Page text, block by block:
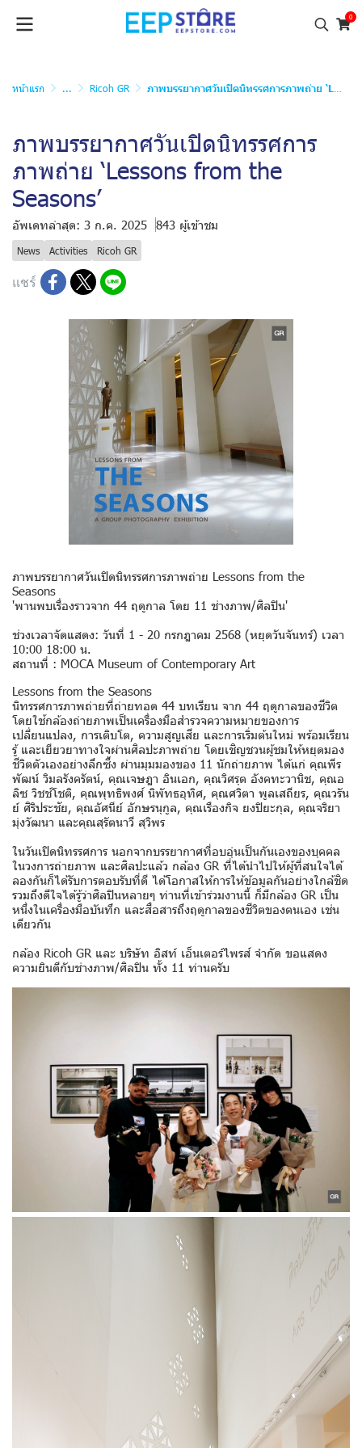
0
หน้าแรก ... Ricoh GR ภาพบรรยากาศวันเปิดนิทรรศการภาพถ่าย ‘Lessons from the Seasons’
ภาพบรรยากาศวันเปิดนิทรรศการ
ภาพถ่าย ‘Lessons from the
Seasons’
อัพเดทล่าสุด: 3 ก.ค. 2025 843 ผู้เข้าชม
News Activities Ricoh GR
แชร์
ภาพบรรยากาศวันเปิดนิทรรศการภาพถ่าย Lessons from the
Seasons
'พานพบเรื่องราวจาก 44 ฤดูกาล โดย 11 ช่างภาพ/ศิลปิน'
ช่วงเวลาจัดแสดง: วันที่ 1 - 20 กรกฎาคม 2568 (หยุดวันจันทร์) เวลา
10:00 18:00 น.
สถานที่ : MOCA Museum of Contemporary Art
Lessons from the Seasons
นิทรรศการภาพถ่ายที่ถ่ายทอด 44 บทเรียน จาก 44 ฤดูกาลของชีวิต
โดยใช้กล้องถ่ายภาพเป็นเครื่องมือสำรวจความหมายของการ
เปลี่ยนแปลง, การเติบโต, ความสูญเสีย และการเริ่มต้นใหม่ พร้อมเรียน
รู้ และเยียวยาทางใจผ่านศิลปะภาพถ่าย โดยเชิญชวนผู้ชมให้หยุดมอง
ชีวิตตัวเองอย่างลึกซึ้ง ผ่านมุมมองของ 11 นักถ่ายภาพ ได้แก่ คุณพีร
พัฒน์ วิมลรังครัตน์, คุณเจษฎา อินเอก, คุณวิศรุต อังคทะวานิช, คุณอ
ลิซ วิชช์โชติ, คุณพุทธิพงศ์ นิพัทธอุทิศ, คุณศวิตา พูลเสถียร, คุณวรัน
ย์ ศิริประชัย, คุณอัศนีย์ อักษรนุกูล, คุณเรืองกิจ ยงปิยะกุล, คุณจริยา
มุ่งวัฒนา และคุณสุรัตนาวี สุวิพร
ในวันเปิดนิทรรศการ นอกจากบรรยากาศที่อบอุ่นเป็นกันเองของบุคคล
ในวงการถ่ายภาพ และศิลปะแล้ว กล้อง GR ที่ได้นำไปให้ผู้ที่สนใจได้
ลองกันก็ได้รับการตอบรับที่ดี ได้โอกาสให้การให้ข้อมูลกันอย่างใกล้ชิด
รวมถึงดีใจได้รู้ว่าศิลปินหลายๆ ท่านที่เข้าร่วมงานนี้ ก็มีกล้อง GR เป็น
หนึ่งในเครื่องมือบันทึก และสื่อสารถึงฤดูกาลของชีวิตของตนเอง เช่น
เดียวกัน
กล้อง Ricoh GR และ บริษัท อิสท์ เอ็นเตอร์ไพรส์ จำกัด ขอแสดง
ความยินดีกับช่างภาพ/ศิลปิน ทั้ง 11 ท่านครับ